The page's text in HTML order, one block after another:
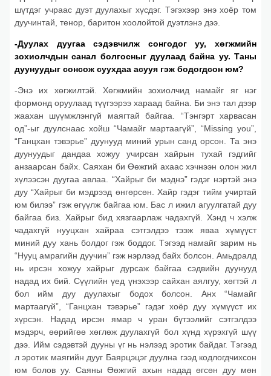
шүтдэг учраас дуэт дуулахыг хүсдэг. Тэгэхээр энэ хоёр том
дуучинтай, тенор, баритон хоолойтой дуэтлэнэ дээ.
-Дуулах дуугаа сэдэвчилж сонгодог уу, хөгжмийн
зохиолчдын санал болгосныг дуулаад байна уу. Таны
дуунуудыг сонсож суухдаа асууя гэж бодогдсон юм?
-Энэ их хөгжилтэй. Хөгжмийн зохиолчид намайг яг нэг
формонд оруулаад түүгээрээ хараад байна. Би энэ тал дээр
жаахан шүүмжлэнгүй маягтай байгаа. “Тэнгэрт харвасан
од”-ыг дуулснаас хойш “Чамайг мартаагүй”, “Missing you”,
“Ганцхан тэвэрье” дуунууд миний урын санд орсон. Та энэ
дуунуудыг дандаа хожуу учирсан хайрын тухай гэдгийг
анзаарсан байх. Саяхан би Өөжгий ахаас хэчнээн олон жил
хүлээсэн дуугаа авлаа. “Хайрыг би мэднэ” гэдэг нэртэй энэ
дуу “Хайрыг би мэдрээд өнгөрсөн. Хайр гэдэг тийм учиртай
юм билээ” гэж өгүүлж байгаа юм. Бас л ижил агуулгатай дуу
байгаа биз. Хайрыг бид хязгаарлаж чадахгүй. Хэнд ч хэлж
чадахгүй нууцхан хайраа сэтгэлдээ тээж яваа хүмүүст
миний дуу хань болдог гэж боддог. Тэгээд намайг зарим нь
“Нууц амрагийн дуучин” гэж нэрлээд байх болсон. Амьдралд
нь ирсэн хожуу хайрыг дурсаж байгаа сэдвийн дуунууд
надад их бий. Сүүлийн үед үнэхээр сайхан аялгуу, хөгтэй л
бол ийм дуу дуулахыг бодох болсон. Анх “Чамайг
мартаагүй”, “Ганцхан тэвэрье” гэдэг хоёр дуу хүмүүст их
хүрсэн. Надад ирсэн ямар ч уран бүтээлийг сэтгэлдээ
мэдэрч, өөрийгөө хөглөж дуулахгүй бол хүнд хүрэхгүй шүү
дээ. Ийм сэдэвтэй дууны үг нь нэлээд эротик байдаг. Тэгээд
л эротик маягийн дууг Баярцэцэг дуулна гээд кодлогдчихсон
юм болов уу. Саяны Өөжгий ахын надад өгсөн дуу мөн